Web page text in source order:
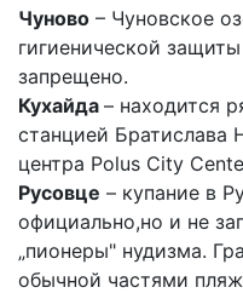
Чуново – Чуновское
гигиенической
запрещено.
Кухайда – находится
станцией Братислава
центра Polus City
Русовце – купание в
официально,но и не
„пионеры" нудизма.
обычной частями